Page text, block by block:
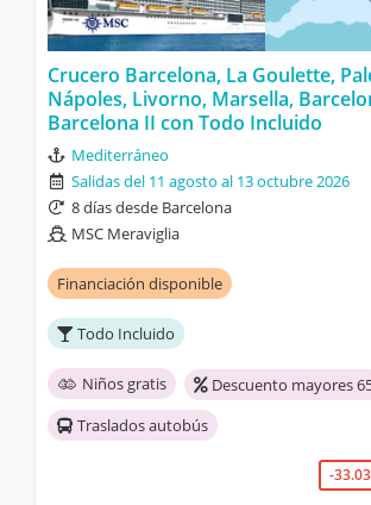
Crucero Barcelona, La Goulette,
Nápoles, Livorno, Marsella,
Barcelona II con Todo Incluido
Mediterráneo
Salidas del 11 agosto al 13 octubre 2026
8 días desde Barcelona
MSC Meraviglia
Financiación disponible
Todo Incluido
Niños gratis
Descuento mayores
Traslados autobús
-